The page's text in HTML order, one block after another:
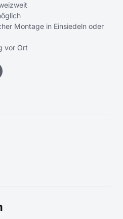
Montage in Einsiedeln oder
vor Ort